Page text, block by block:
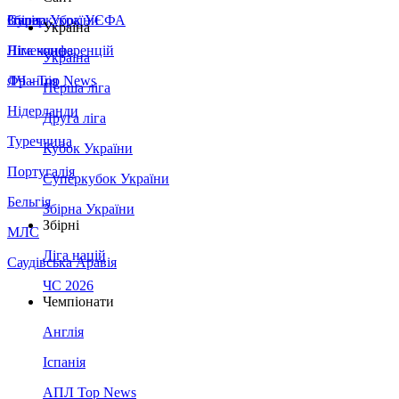
Збірна України
Італія
Німеччина
Франція
Нідерланди
Туреччина
Португалія
Бельгія
МЛС
Саудівська Аравія
Суперкубок УЄФА
Ліга конференцій
ЛЧ - Top News
Україна
Україна
Перша ліга
Друга ліга
Кубок України
Суперкубок України
Збірна України
Збірні
Ліга націй
ЧС 2026
Чемпіонати
Англія
Іспанія
АПЛ Top News